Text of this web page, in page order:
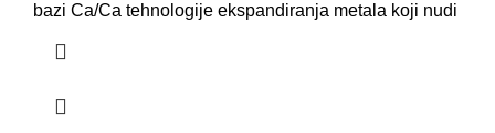
bazi Ca/Ca tehnologije ekspandiranja metala koji nudi